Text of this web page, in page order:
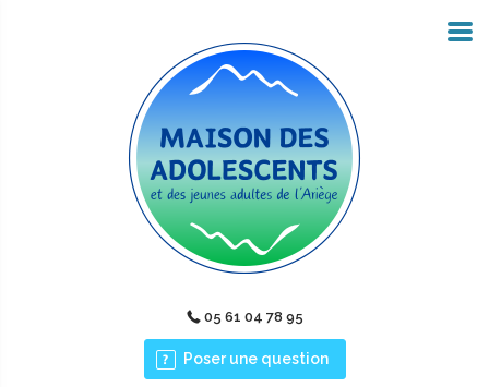
05 61 04 78 95
Poser une question